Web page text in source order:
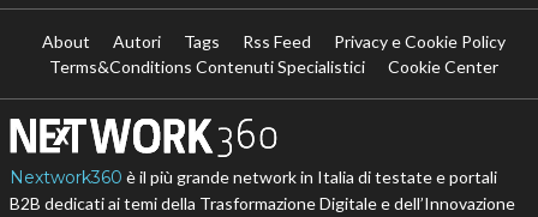
About Autori Tags Rss Feed
Privacy e Cookie Policy
Terms&Conditions Contenuti Specialistici
Cookie Center
Nextwork360 è il più grande network in Italia di testate e portali
B2B dedicati ai temi della Trasformazione Digitale e dell’Innovazione